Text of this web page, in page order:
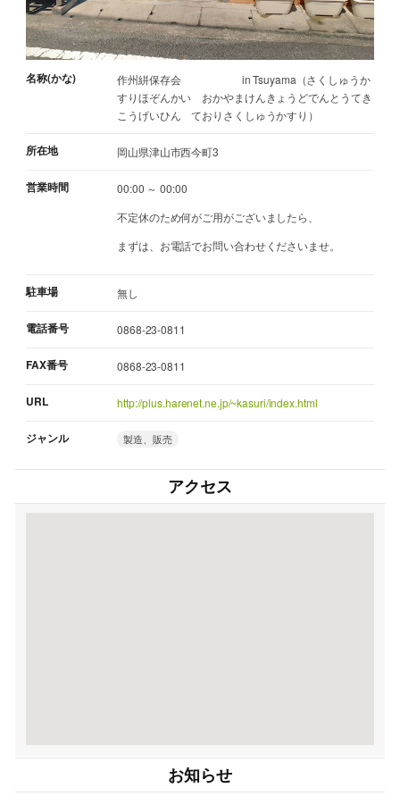
名称(かな)
作州絣保存会 in Tsuyama（さくしゅうか
すりほぞんかい おかやまけんきょうどでんとうてき
こうげいひん ておりさくしゅうかすり）
所在地 岡山県津山市西今町3
営業時間
00:00 ～ 00:00
不定休のため何がご用がございましたら、
まずは、お電話でお問い合わせくださいませ。
駐車場 無し
電話番号 0868-23-0811
FAX番号 0868-23-0811
URL http://plus.harenet.ne.jp/~kasuri/index.html
ジャンル 製造、販売
アクセス
お知らせ